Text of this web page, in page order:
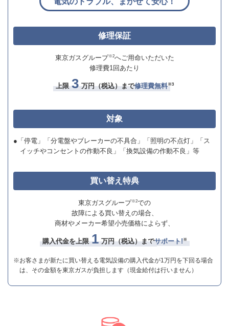
修理保証
東京ガスグループ※2へご用命いただいた
修理費1回あたり
上限 3 万円（税込）まで修理費無料※3
対象
●「停電」「分電盤やブレーカーの不具合」「照明の不点灯」「ス
イッチやコンセントの作動不良」「換気設備の作動不良」等
買い替え特典
東京ガスグループ※2での
故障による買い替えの場合、
商材やメーカー希望小売価格によらず、
購入代金を上限 1 万円（税込）までサポート!※
※お客さまが新たに買い替える電気設備の購入代金が1万円を下回る場合
は、その金額を東京ガスが負担します（現金給付は行いません）